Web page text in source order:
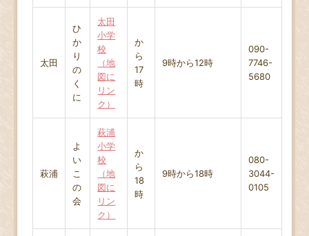
太田
ひ
か
り
の
く
に
太田
小学
校
（地
図に
リン
ク）
か
ら
17
時
9時から12時
090-
7746-
5680
萩浦
よ
い
こ
の
会
萩浦
小学
校
（地
図に
リン
ク）
か
ら
18
時
9時から18時
080-
3044-
0105